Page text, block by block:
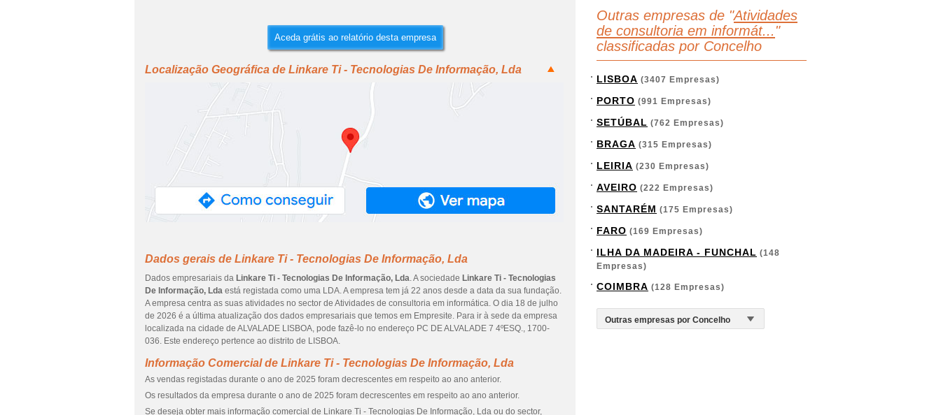
Aceda grátis ao relatório desta empresa
Localização Geográfica de Linkare Ti - Tecnologias De Informação, Lda
Dados gerais de Linkare Ti - Tecnologias De Informação, Lda
Dados empresariais da Linkare Ti - Tecnologias De Informação, Lda. A sociedade Linkare Ti - Tecnologias
De Informação, Lda está registada como uma LDA. A empresa tem já 22 anos desde a data da sua fundação.
A empresa centra as suas atividades no sector de Atividades de consultoria em informática. O dia 18 de julho
de 2026 é a última atualização dos dados empresariais que temos em Empresite. Para ir à sede da empresa
localizada na cidade de ALVALADE LISBOA, pode fazê-lo no endereço PC DE ALVALADE 7 4ºESQ., 1700-
036. Este endereço pertence ao distrito de LISBOA.
Informação Comercial de Linkare Ti - Tecnologias De Informação, Lda
As vendas registadas durante o ano de 2025 foram decrescentes em respeito ao ano anterior.
Os resultados da empresa durante o ano de 2025 foram decrescentes em respeito ao ano anterior.
Se deseja obter mais informação comercial de Linkare Ti - Tecnologias De Informação, Lda ou do sector,
Outras empresas de "Atividades
de consultoria em informát... "
classificadas por Concelho
LISBOA (3407 Empresas)
PORTO (991 Empresas)
SETÚBAL (762 Empresas)
BRAGA (315 Empresas)
LEIRIA (230 Empresas)
AVEIRO (222 Empresas)
SANTARÉM (175 Empresas)
FARO (169 Empresas)
ILHA DA MADEIRA - FUNCHAL (148
Empresas)
COIMBRA (128 Empresas)